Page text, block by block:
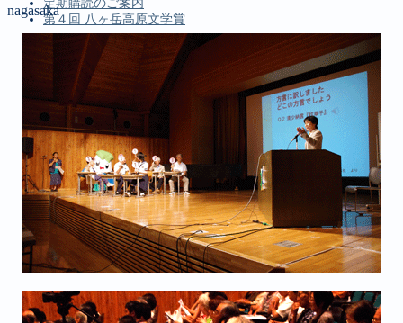
定期購読のご案内
第４回 八ヶ岳高原文学賞
韮崎エリア
ズームアイ
八ヶ岳自然散策
イベント紹介
投稿コーナー
新聞
定期購読のご案内
第４回 八ヶ岳高原文学賞
nagasaka